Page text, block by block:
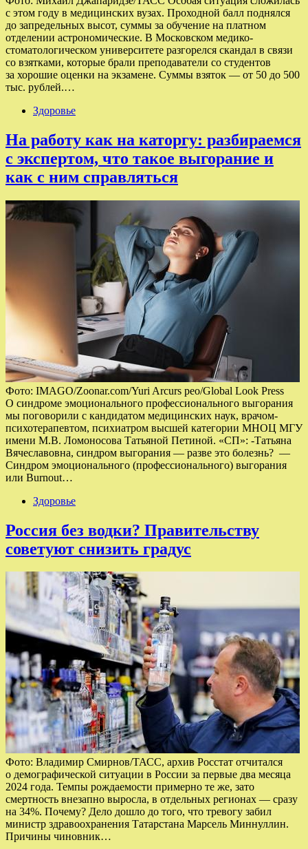
с этом году в медицинских вузах. Проходной балл поднялся
до запредельных высот, суммы за обучение на платном
отделении астрономические. В Московском медико-
стоматологическом университете разгорелся скандал в связи
со взятками, которые брали преподаватели со студентов
за хорошие оценки на экзамене. Суммы взяток — от 50 до 500
тыс. рублей.…
Здоровье
На работу как на каторгу: разбираемся
с экспертом, что такое выгорание и
как с ним справляться
Фото: IMAGO/Zoonar.com/Yuri Arcurs peo/Global Look Press
О синдроме эмоционального профессионального выгорания
мы поговорили с кандидатом медицинских наук, врачом-
психотерапевтом, психиатром высшей категории МНОЦ МГУ
имени М.В. Ломоносова Татьяной Петиной. «СП»: -Татьяна
Вячеславовна, синдром выгорания — разве это болезнь? —
Синдром эмоционального (профессионального) выгорания
или Вurnout…
Здоровье
Россия без водки? Правительству
советуют снизить градус
Фото: Владимир Смирнов/ТАСС, архив Росстат отчитался
о демографической ситуации в России за первые два месяца
2024 года. Темпы рождаемости примерно те же, зато
смертность внезапно выросла, в отдельных регионах — сразу
на 34%. Почему? Дело дошло до того, что тревогу забил
министр здравоохранения Татарстана Марсель Миннуллин.
Причины чиновник…